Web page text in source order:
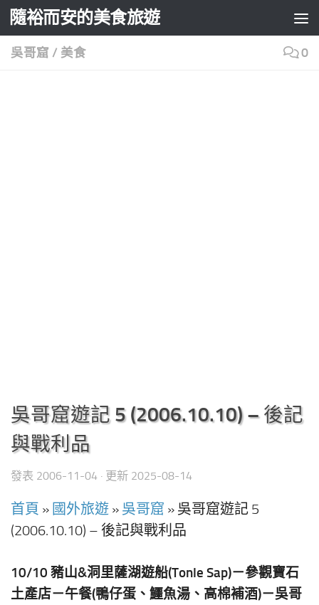
Skip to content
隨裕而安的美食旅遊
吳哥窟 / 美食 0
吳哥窟遊記 5 (2006.10.10) – 後記
與戰利品
發表 2006-11-04 · 更新 2025-08-14
首頁 » 國外旅遊 » 吳哥窟 » 吳哥窟遊記 5
(2006.10.10) – 後記與戰利品
10/10 豬山&洞里薩湖遊船(Tonle Sap)－參觀寶石
土產店－午餐(鴨仔蛋、鱷魚湯、高棉補酒)－吳哥